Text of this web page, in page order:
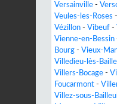
Versainville -
Veules-les-Roses -
Vézillon - Vibeuf -
Vienne-en-Bessin
Bourg - Vieux-
Villedieu-lès-
Villers-Bocage -
Foucarmont -
Villez-sous-Bailleul